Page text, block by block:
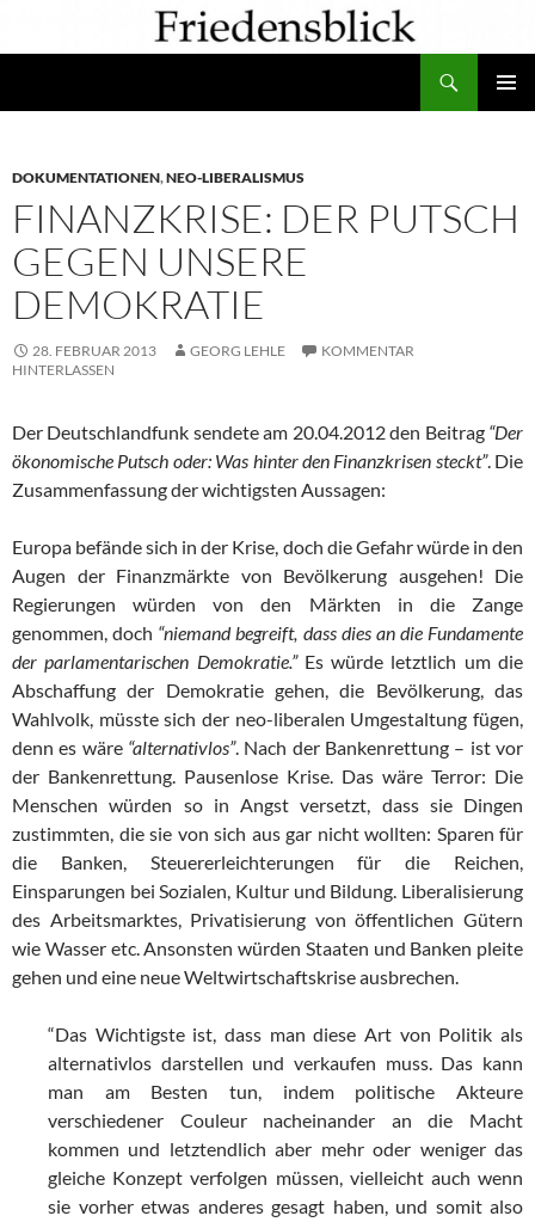
DOKUMENTATIONEN,NEO-LIBERALISMUS
FINANZKRISE: DER PUTSCH
GEGEN UNSERE
DEMOKRATIE
28. FEBRUAR 2013 GEORG LEHLE
KOMMENTAR
HINTERLASSEN
Der Deutschlandfunk sendete am 20.04.2012 den Beitrag “Der
ökonomische Putsch oder: Was hinter den Finanzkrisen steckt”. Die
Zusammenfassung der wichtigsten Aussagen:
Europa befände sich in der Krise, doch die Gefahr würde in den
Augen der Finanzmärkte von Bevölkerung ausgehen! Die
Regierungen würden von den Märkten in die Zange
genommen, doch “niemand begreift, dass dies an die Fundamente
der parlamentarischen Demokratie.” Es würde letztlich um die
Abschaffung der Demokratie gehen, die Bevölkerung, das
Wahlvolk, müsste sich der neo-liberalen Umgestaltung fügen,
denn es wäre “alternativlos”. Nach der Bankenrettung – ist vor
der Bankenrettung. Pausenlose Krise. Das wäre Terror: Die
Menschen würden so in Angst versetzt, dass sie Dingen
zustimmten, die sie von sich aus gar nicht wollten: Sparen für
die Banken, Steuererleichterungen für die Reichen,
Einsparungen bei Sozialen, Kultur und Bildung. Liberalisierung
des Arbeitsmarktes, Privatisierung von öffentlichen Gütern
wie Wasser etc. Ansonsten würden Staaten und Banken pleite
gehen und eine neue Weltwirtschaftskrise ausbrechen.
“Das Wichtigste ist, dass man diese Art von Politik als
alternativlos darstellen und verkaufen muss. Das kann
man am Besten tun, indem politische Akteure
verschiedener Couleur nacheinander an die Macht
kommen und letztendlich aber mehr oder weniger das
gleiche Konzept verfolgen müssen, vielleicht auch wenn
sie vorher etwas anderes gesagt haben, und somit also